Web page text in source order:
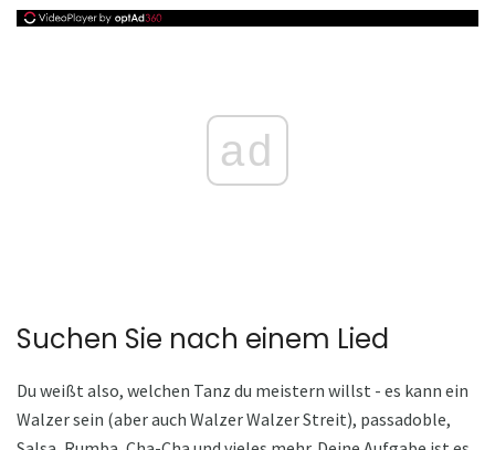
ad
Suchen Sie nach einem Lied
Du weißt also, welchen Tanz du meistern willst - es kann ein
Walzer sein (aber auch Walzer Walzer Streit), passadoble,